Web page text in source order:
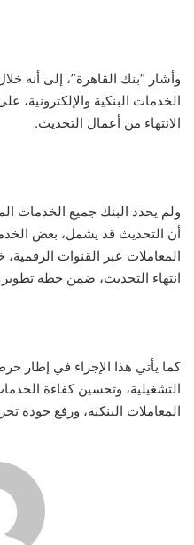
وأشار “بنك القاهرة”، إلى أنه
الخدمات البنكية
الانتهاء من أعمال التحديث.
ولم يحدد البنك جميع الخدمات
أن التحديث قد يشمل، بعض
المعاملات عبر القنوات
انتهاء التحديث، ضمن خطة تطوير
كما يأتي هذا الإجراء في إطار
التشغيلية، وتحسين كفاءة
المعاملات البنكية، ورفع جودة